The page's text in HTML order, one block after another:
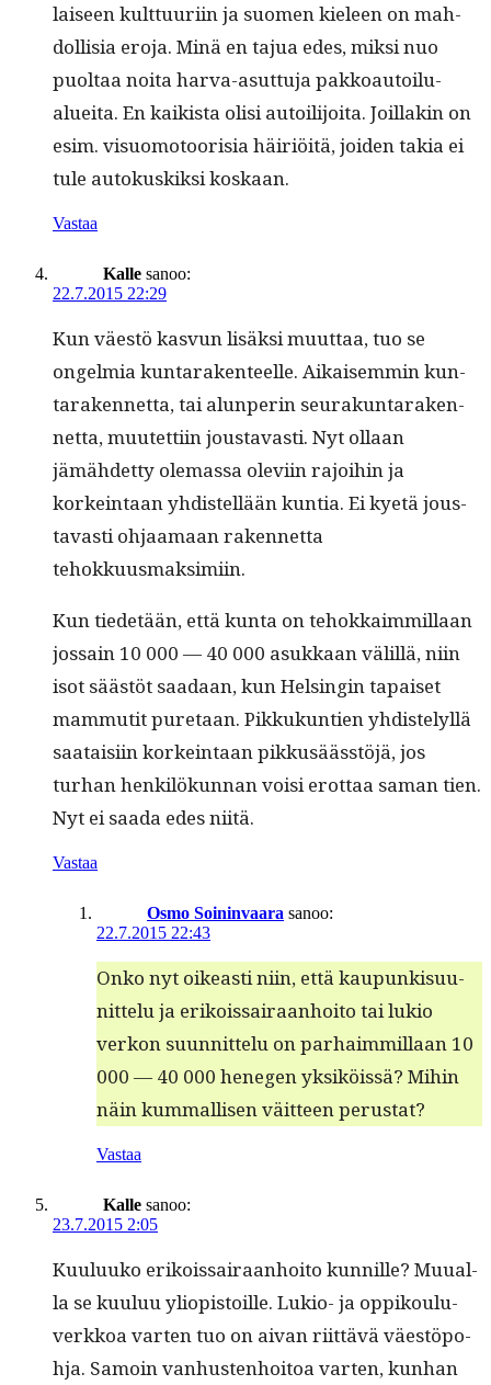
laiseen kult­tuuri­in ja suomen kieleen on mah­
dol­lisia ero­ja. Minä en tajua edes, mik­si nuo
puoltaa noi­ta har­va-asut­tu­ja pakkoau­toilu­
aluei­ta. En kaik­ista olisi autoil­i­joi­ta. Joil­lakin on
esim. visuo­mo­toorisia häir­iöitä, joiden takia ei
tule autokuskik­si koskaan.
Vastaa
Kalle sanoo:
22.7.2015 22:29
Kun väestö kasvun lisäk­si muut­taa, tuo se
ongelmia kun­tarak­en­teelle. Aikaisem­min kun­
taraken­net­ta, tai alun­perin seu­rakun­taraken­
net­ta, muutet­ti­in jous­tavasti. Nyt ollaan
jämähdet­ty ole­mas­sa ole­vi­in rajoi­hin ja
korkein­taan yhdis­tel­lään kun­tia. Ei kyetä jous­
tavasti ohjaa­maan raken­net­ta
tehokkuusmaksimiin.
Kun tiede­tään, että kun­ta on tehokkaim­mil­laan
jos­sain 10 000 — 40 000 asukkaan välil­lä, niin
isot säästöt saadaan, kun Helsin­gin tapaiset
mam­mu­tit pure­taan. Pikkukun­tien yhdis­te­lyl­lä
saataisi­in korkein­taan pikkusäässtöjä, jos
turhan henkilökun­nan voisi erot­taa saman tien.
Nyt ei saa­da edes niitä.
Vastaa
Osmo Soininvaara sanoo:
22.7.2015 22:43
Onko nyt oikeasti niin, että kaupunkisu­u­
nit­telu ja erikois­sairaan­hoito tai lukio
verkon suun­nit­telu on parhaim­mil­laan 10
000 — 40 000 hene­gen yksiköis­sä? Mihin
näin kum­mallisen väit­teen perustat?
Vastaa
Kalle sanoo:
23.7.2015 2:05
Kuu­luuko erikois­sairaan­hoito kun­nille? Muual­
la se kuu­luu yliopis­toille. Lukio- ja oppik­oulu­
verkkoa varten tuo on aivan riit­tävä väestöpo­
h­ja. Samoin van­hus­ten­hoitoa varten, kun­han